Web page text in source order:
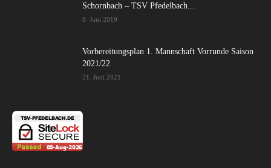
Schornbach – TSV Pfedelbach...
8. Juni 2019
Vorbereitungsplan 1. Mannschaft Vorrunde Saison
2021/22
21. Juni 2021